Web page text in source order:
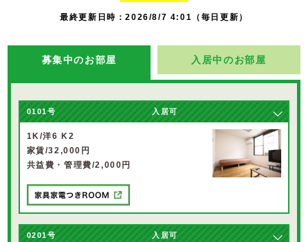
最終更新日時：2026/8/7 4:01（毎日更新）
募集中のお部屋 入居中のお部屋
0101号 入居可
1K/洋6 K2
家賃/32,000円
共益費・管理費/2,000円
0201号 入居可